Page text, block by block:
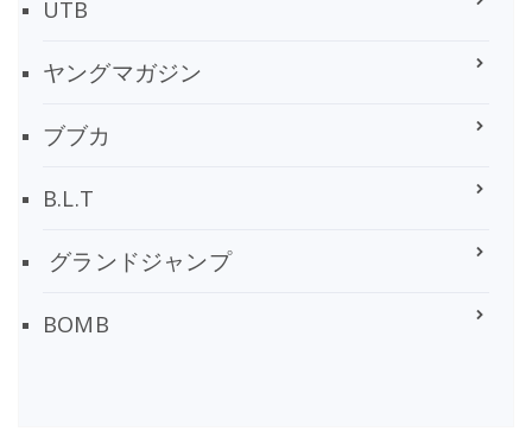
UTB
ヤングマガジン
ブブカ
B.L.T
グランドジャンプ
BOMB